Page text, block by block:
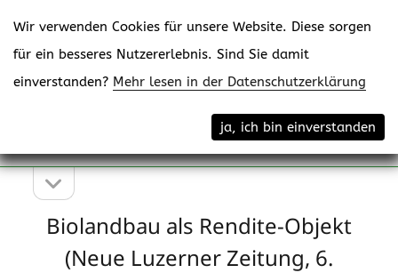
Menü
Seitenleiste
Seitenleiste
öffnen
Biolandbau als Rendite-Objekt
(Neue Luzerner Zeitung, 6.
Wir verwenden Cookies für unsere Website. Diese sorgen
für ein besseres Nutzererlebnis. Sind Sie damit
einverstanden? Mehr lesen in der Datenschutzerklärung
ja, ich bin einverstanden